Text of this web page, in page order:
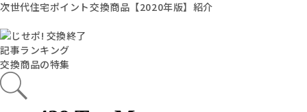
次世代住宅ポイント交換商品【2020年版】紹介
記事ランキング
交換商品の特集